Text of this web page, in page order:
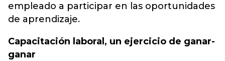
empleado a participar en las oportunidades
de aprendizaje.
Capacitación laboral, un ejercicio de ganar-
ganar